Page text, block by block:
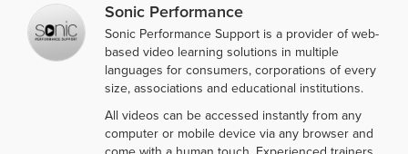
Sonic Performance
Sonic Performance Support is a provider of web-
based video learning solutions in multiple
languages for consumers, corporations of every
size, associations and educational institutions.
All videos can be accessed instantly from any
computer or mobile device via any browser and